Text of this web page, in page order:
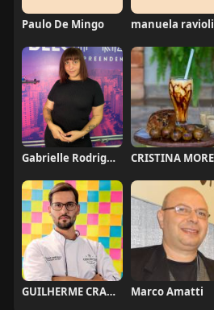
Paulo De Mingo manuela ravioli
Gabrielle Rodrigues
GUILHERME CRAMER BALLE Marco Amatti